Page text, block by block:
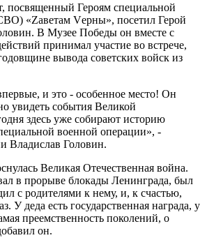
посвященный Героям специальной
«Zаветам Vерны», посетил Герой
В Музее Победы он вместе с
принимал участие во встрече,
вывода советских войск из
и это - особенное место! Он
увидеть события Великой
здесь уже собирают историю
военной операции», -
Владислав Головин.
Великая Отечественная война.
в прорыве блокады Ленинграда, был
с родителями к нему, и, к счастью,
У деда есть государственная награда, у
преемственность поколений, о
он.